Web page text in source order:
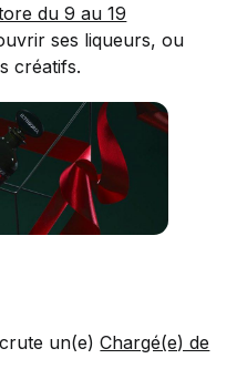
du 9 au 19
ses liqueurs, ou
créatifs.
un(e)Chargé(e) de